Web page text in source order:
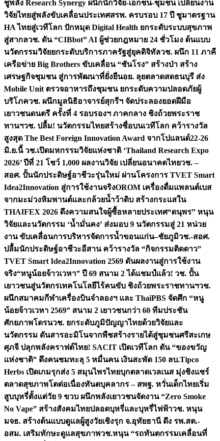
ชูพลัง Research Synergy ผนึกนักวิจัย-เอกชน-ชุมชน เปลี่ยนงาน
วิจัยไทยสู่พลังขับเคลื่อนประเทศสรพ. ครบรอบ 17 ปี ชูมาตรฐาน
HA ไทยสู่เวทีโลก ปักหมุด Digital Health ยกระดับระบบสุขภาพ
สู่สากลวช. ดัน “CIBbot” AI ผู้ช่วยกฎหมาย 24 ชั่วโมง ต้นแบบ
นวัตกรรมวิจัยยกระดับบริการภาครัฐสู่ยุคดิจิทัลวช. ผนึก 11 ภาคี
เครือข่าย Big Brothers ขับเคลื่อน “ชันโรง” สร้างป่า สร้าง
เศรษฐกิจชุมชน สู่การพัฒนาที่ยั่งยืนอย. ลุยตลาดสดธนบุรี ส่ง
Mobile Unit ตรวจอาหารถึงชุมชน ยกระดับความปลอดภัยผู้
บริโภควช. ผนึกมูลนิธิอาจารย์สุกรีฯ จัดประลองยอดฝีมือ
เยาวชนดนตรี ครั้งที่ 4 รอบรองฯ ภาคกลาง ชิงถ้วยพระราช
ทานฯวช. ปลื้ม! นวัตกรรมไทยสร้างชื่อบนเวทีโลก คว้ารางวัล
สูงสุด The Best Foreign Innovation Award จากโปแลนด์22-26
มิ.ย.นี้ วช.เปิดมหกรรมวิจัยแห่งชาติ ‘Thailand Research Expo
2026’ ปีที่ 21 โชว์ 1,000 ผลงานวิจัย เปลี่ยนอนาคตไทยวช. –
สอศ. ปั้นนักประดิษฐ์อาชีวะรุ่นใหม่ ผ่านโครงการ TVET Smart
Idea2Innovation สู่การใช้งานจริงOROM เครื่องดื่มแพลนต์เบส
จากมะม่วงหิมพานต์และกล้วยน้ำว้าดิบ สร้างกระแสใน
THAIFEX 2026 ดึงความสนใจผู้ซื้อหลายประเทศ“ดนุพร” หนุน
วิจัยและนวัตกรรม ‘น้ำมั่นคง’ ส่งมอบ 9 นวัตกรรมสู่ 21 หน่วย
งาน ขับเคลื่อนการบริหารจัดการน้ำขอนแก่น–ชัยภูมิวช.-สอศ.
ปลื้มนักประดิษฐ์อาชีวะอีสาน คว้ารางวัล “กิจกรรมติดดาว”
TVET Smart Idea2Innovation 2569 ดันผลงานสู่การใช้งาน
จริง“หนูน้อยจ้าวเวหา” ปี 69 สนาม 2 ได้แชมป์แล้ว! วช. ปั้น
เยาวชนสู่นวัตกรเทคโนโลยีไร้คนขับ ชิงถ้วยพระราชทานฯวช.
ผนึกสมาคมกีฬาเครื่องบินจำลองฯ และ ThaiPBS จัดศึก “หนู
น้อยจ้าวเวหา 2569” สนาม 2 เยาวชนกว่า 60 ทีมประชัน
ศักยภาพโดรนวช. ยกระดับภูมิปัญญาไทยด้วยวิจัยและ
นวัตกรรม ดันสารอะมิโนจากพืชสร้างรายได้สู่ชุมชนศรีสะเกษ
ศุภจี ปลุกพลังคราฟต์ไทย! SACIT เปิดเวทีโลก ดัน “ของขวัญ
แห่งชาติ” ดึงคนชมทะลุ 5 หมื่นคน เงินสะพัด 150 ลบ.Tipco
Herbs เปิดเกมรุกส่ง 5 สมุนไพรไทยบุกตลาดเวลเนส มุ่งชิงแชร์
ตลาดสุขภาพโตต่อเนื่องทันตบุคลากร – สพฐ. หวั่นเด็กไทยเริ่ม
สูบบุหรี่ตั้งแต่วัย 9 ขวบ ผนึกพลังเยาวชนจัดงาน “Zero Smoke
No Vape” สร้างสังคมไทยปลอดบุหรี่และบุหรี่ไฟฟ้าวช. หนุน
มจธ. สร้างต้นแบบดูแลผู้สูงวัยเชิงรุก จ.อุทัยธานี ดึง รพ.สต.-
อสม. เสริมทักษะดูแลสุขภาพวช.หนุน “รถทันตกรรมเคลื่อนที่